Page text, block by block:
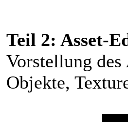
Teil 2: Asset-
Vorstellung
Objekte,